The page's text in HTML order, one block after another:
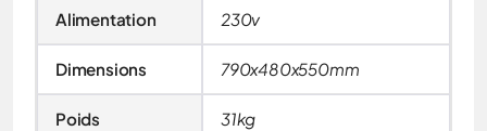
Alimentation 230v
Dimensions 790x480x550mm
Poids 31kg